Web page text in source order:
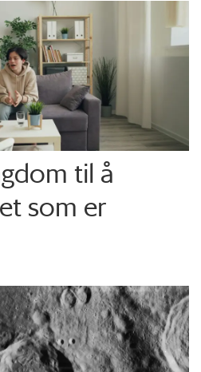
til å
som er